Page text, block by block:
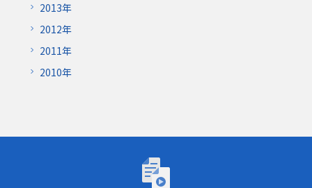
2013年
2012年
2011年
2010年
トーゴーの日シンポジウム2026「AIが研究